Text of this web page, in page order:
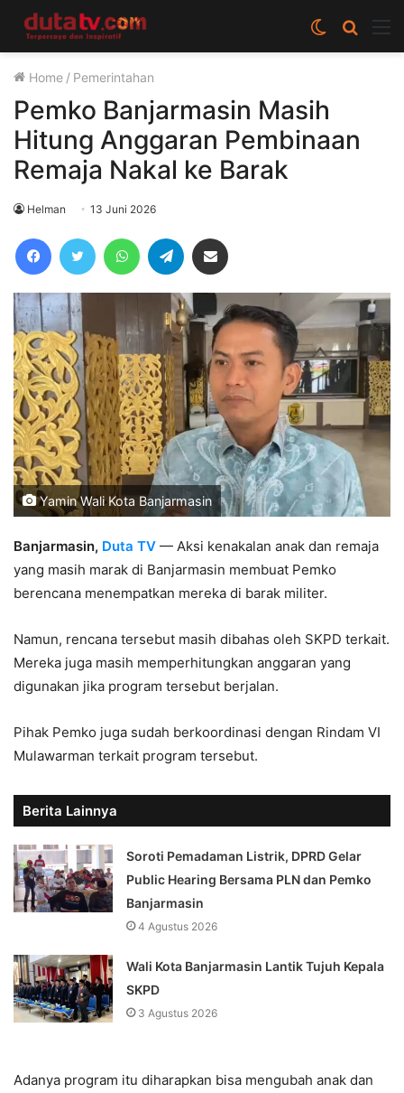
Cari
berita
Switch
skin
Home / Pemerintahan
Pemko Banjarmasin Masih
Hitung Anggaran Pembinaan
Remaja Nakal ke Barak
Helman 13 Juni 2026
FacebookTwitter WhatsAppTelegram
Yamin Wali Kota Banjarmasin
Banjarmasin, Duta TV — Aksi kenakalan anak dan remaja
yang masih marak di Banjarmasin membuat Pemko
berencana menempatkan mereka di barak militer.
Namun, rencana tersebut masih dibahas oleh SKPD terkait.
Mereka juga masih memperhitungkan anggaran yang
digunakan jika program tersebut berjalan.
Pihak Pemko juga sudah berkoordinasi dengan Rindam VI
Mulawarman terkait program tersebut.
Berita Lainnya
Soroti Pemadaman Listrik, DPRD Gelar
Public Hearing Bersama PLN dan Pemko
Banjarmasin
4 Agustus 2026
Wali Kota Banjarmasin Lantik Tujuh Kepala
SKPD
3 Agustus 2026
Adanya program itu diharapkan bisa mengubah anak dan